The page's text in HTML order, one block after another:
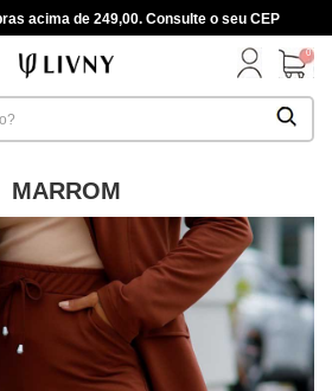
acima de 249,00. Consulte o seu CEP
0
MARROM